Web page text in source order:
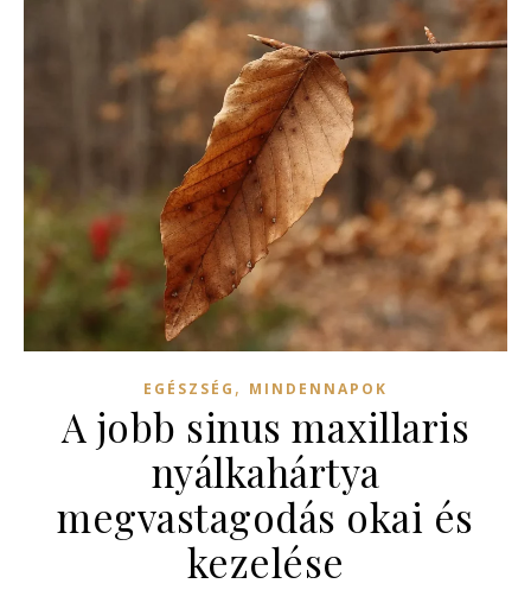
EGÉSZSÉG , MINDENNAPOK
A jobb sinus maxillaris
nyálkahártya
megvastagodás okai és
kezelése